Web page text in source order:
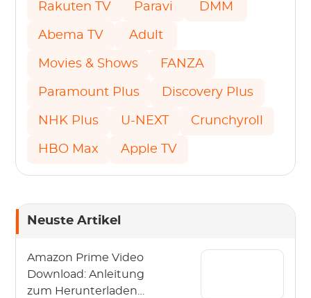
Rakuten TV Paravi DMM
Abema TV Adult
Movies & Shows FANZA
Paramount Plus Discovery Plus
NHK Plus U-NEXT Crunchyroll
HBO Max Apple TV
Neuste Artikel
Amazon Prime Video
Download: Anleitung
zum Herunterladen